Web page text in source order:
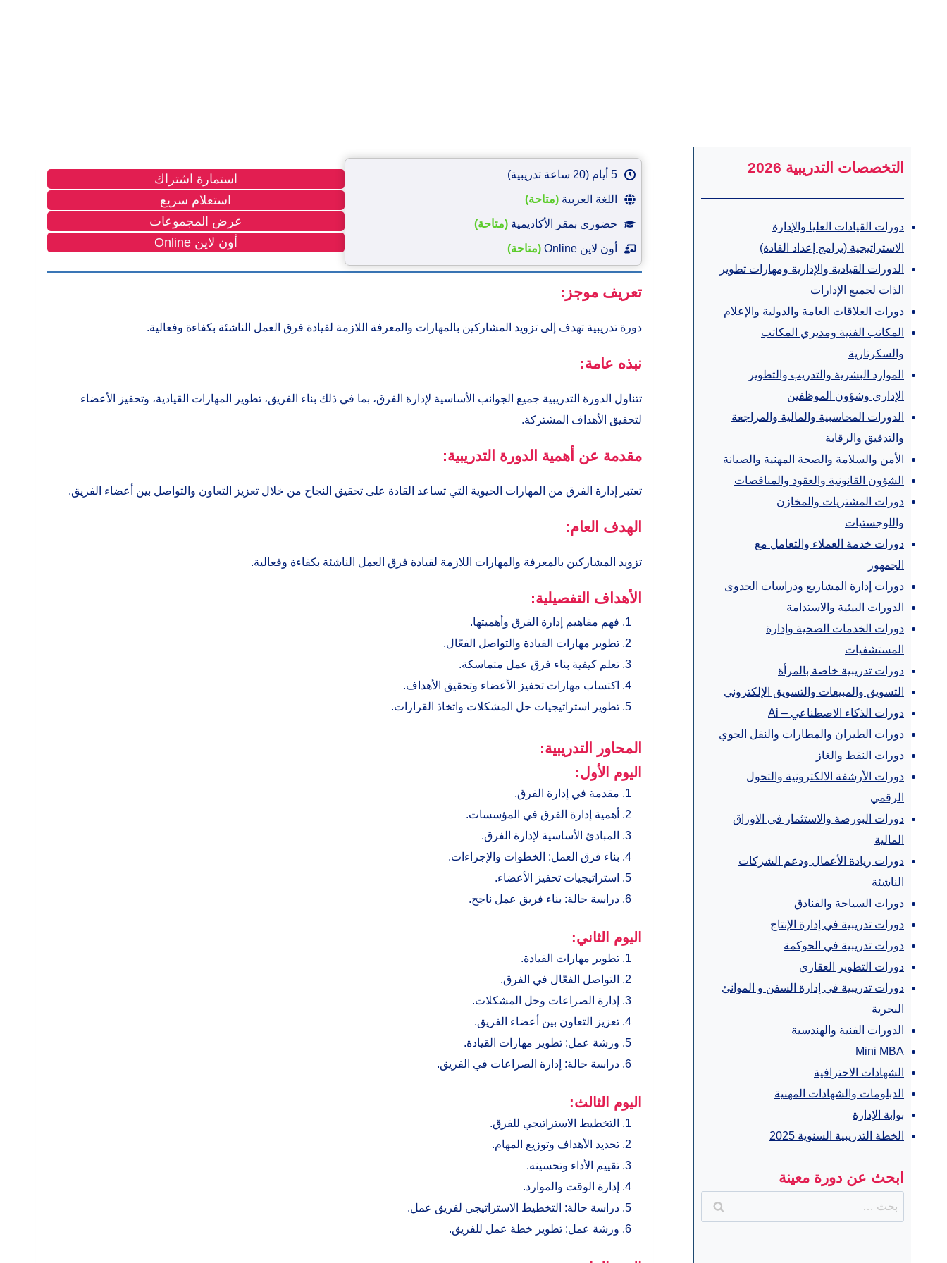
5 أيام (20 ساعة تدريبية)
اللغة العربية(متاحة)
حضوري بمقر الأكاديمية(متاحة)
أون لاين Online (متاحة)
استمارة اشتراك
استعلام سريع
عرض المجموعات
أون لاين Online
تعريف موجز:
دورة تدريبية تهدف إلى تزويد المشاركين بالمهارات والمعرفة اللازمة لقيادة فرق العمل الناشئة بكفاءة وفعالية.
نبذه عامة:
تتناول الدورة التدريبية جميع الجوانب الأساسية لإدارة الفرق، بما في ذلك بناء الفريق، تطوير المهارات القيادية، وتحفيز الأعضاء
لتحقيق الأهداف المشتركة.
مقدمة عن أهمية الدورة التدريبية:
تعتبر إدارة الفرق من المهارات الحيوية التي تساعد القادة على تحقيق النجاح من خلال تعزيز التعاون والتواصل بين أعضاء الفريق.
الهدف العام:
تزويد المشاركين بالمعرفة والمهارات اللازمة لقيادة فرق العمل الناشئة بكفاءة وفعالية.
الأهداف التفصيلية:
فهم مفاهيم إدارة الفرق وأهميتها.
تطوير مهارات القيادة والتواصل الفعّال.
تعلم كيفية بناء فرق عمل متماسكة.
اكتساب مهارات تحفيز الأعضاء وتحقيق الأهداف.
تطوير استراتيجيات حل المشكلات واتخاذ القرارات.
المحاور التدريبية:
اليوم الأول:
مقدمة في إدارة الفرق.
أهمية إدارة الفرق في المؤسسات.
المبادئ الأساسية لإدارة الفرق.
بناء فرق العمل: الخطوات والإجراءات.
استراتيجيات تحفيز الأعضاء.
دراسة حالة: بناء فريق عمل ناجح.
اليوم الثاني:
تطوير مهارات القيادة.
التواصل الفعّال في الفرق.
إدارة الصراعات وحل المشكلات.
تعزيز التعاون بين أعضاء الفريق.
ورشة عمل: تطوير مهارات القيادة.
دراسة حالة: إدارة الصراعات في الفريق.
اليوم الثالث:
التخطيط الاستراتيجي للفرق.
تحديد الأهداف وتوزيع المهام.
تقييم الأداء وتحسينه.
إدارة الوقت والموارد.
دراسة حالة: التخطيط الاستراتيجي لفريق عمل.
ورشة عمل: تطوير خطة عمل للفريق.
التخصصات التدريبية 2026
دورات القيادات العليا والإدارة
الاستراتيجية (برامج إعداد القادة)
الدورات القيادية والإدارية ومهارات تطوير
الذات لجميع الإدارات
دورات العلاقات العامة والدولية والإعلام
المكاتب الفنية ومديري المكاتب
والسكرتارية
الموارد البشرية والتدريب والتطوير
الإداري وشؤون الموظفين
الدورات المحاسبية والمالية والمراجعة
والتدقيق والرقابة
الأمن والسلامة والصحة المهنية والصيانة
الشؤون القانونية والعقود والمناقصات
دورات المشتريات والمخازن
واللوجستيات
دورات خدمة العملاء والتعامل مع
الجمهور
دورات إدارة المشاريع ودراسات الجدوى
الدورات البيئية والاستدامة
دورات الخدمات الصحية وإدارة
المستشفيات
دورات تدريبية خاصة بالمرأة
التسويق والمبيعات والتسويق الإلكتروني
دورات الذكاء الاصطناعي – Ai
دورات الطيران والمطارات والنقل الجوي
دورات النفط والغاز
دورات الأرشفة الالكترونية والتحول
الرقمي
دورات البورصة والاستثمار في الاوراق
المالية
دورات ريادة الأعمال ودعم الشركات
الناشئة
دورات السياحة والفنادق
دورات تدريبية في إدارة الإنتاج
دورات تدريبية في الحوكمة
دورات التطوير العقاري
دورات تدريبية في إدارة السفن و الموانئ
البحرية
الدورات الفنية والهندسية
Mini MBA
الشهادات الاحترافية
الدبلومات والشهادات المهنية
بوابة الإدارة
الخطة التدريبية السنوية 2025
ابحث عن دورة معينة
عن: